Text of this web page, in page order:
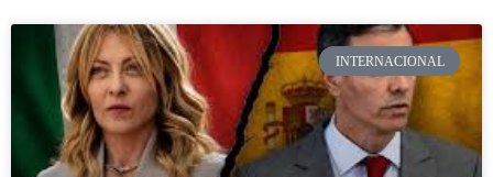
INTERNACIONAL